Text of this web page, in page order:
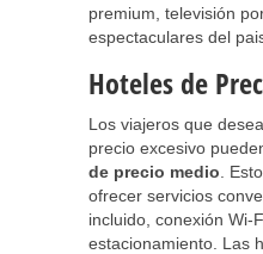
premium, televisión
espectaculares del
Hoteles de
Los viajeros que
precio excesivo
de precio medio .
ofrecer servicios
incluido, conexión Wi-
estacionamiento. Las